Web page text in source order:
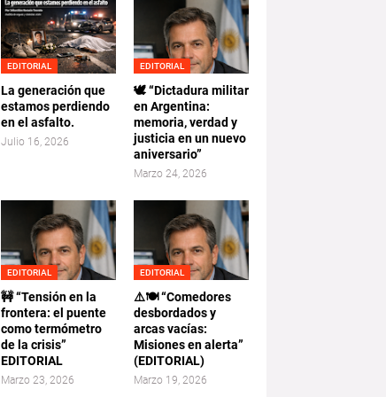
EDITORIAL
La generación que
estamos perdiendo
en el asfalto.
Julio 16, 2026
EDITORIAL
🕊️ “Dictadura militar
en Argentina:
memoria, verdad y
justicia en un nuevo
aniversario”
Marzo 24, 2026
EDITORIAL
🚧 “Tensión en la
frontera: el puente
como termómetro
de la crisis”
EDITORIAL
Marzo 23, 2026
EDITORIAL
⚠️🍽️ “Comedores
desbordados y
arcas vacías:
Misiones en alerta”
(EDITORIAL)
Marzo 19, 2026